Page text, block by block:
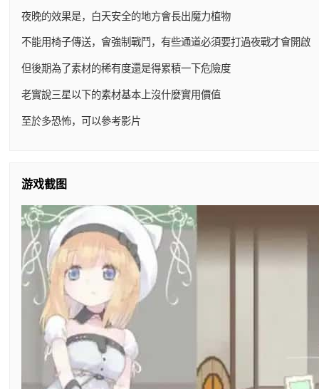
夜晚的效果是，白天安全的地方會長出魔力植物
不能用椅子傳送，會強制戰鬥，有些通道必須要打過夜戰才會開啟
但後期為了素材的稀有度還是得累積一下危險度
老實說三星以下的素材基本上沒什麼實用價值
至於多恐怖，可以參考影片
游戏截图